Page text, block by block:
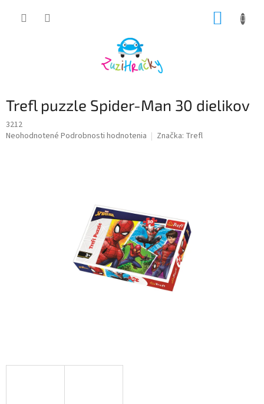
Trefl puzzle Spider-Man 30 dielikov
3212
Priemerné
Neohodnotené Podrobnosti hodnotenia Značka: Trefl